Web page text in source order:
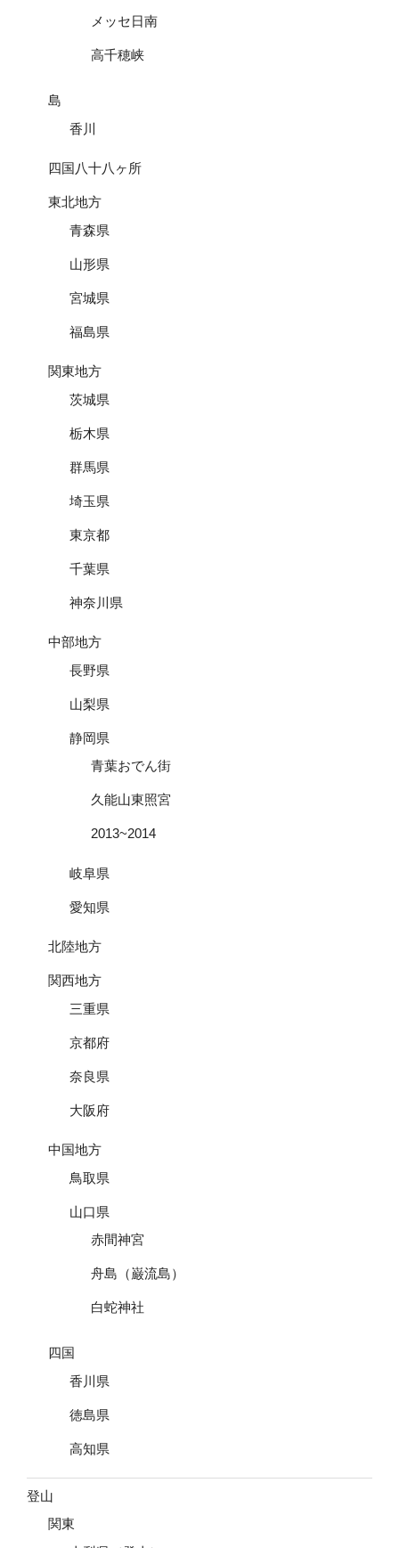
メッセ日南
高千穂峡
島
香川
四国八十八ヶ所
東北地方
青森県
山形県
宮城県
福島県
関東地方
茨城県
栃木県
群馬県
埼玉県
東京都
千葉県
神奈川県
中部地方
長野県
山梨県
静岡県
青葉おでん街
久能山東照宮
2013~2014
岐阜県
愛知県
北陸地方
関西地方
三重県
京都府
奈良県
大阪府
中国地方
鳥取県
山口県
赤間神宮
舟島（巌流島）
白蛇神社
四国
香川県
徳島県
高知県
登山
関東